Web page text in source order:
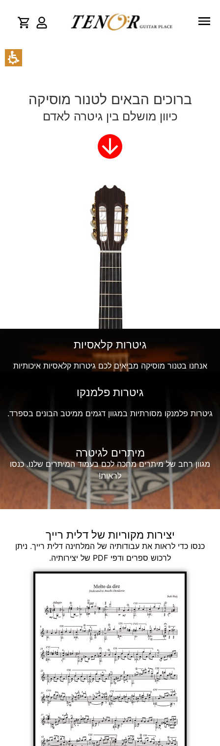
ברוכים הבאים לטנור מוסיקה
כיוון מושלם בין גיטרה לאדם
גיטרות קלאסיות
אנחנו בטנור מוסיקה מביאים לכם גיטרות קלאסיות איכותיות
גיטרות פלמנקו
גיטרות פלמנקו מסורתיות במגוון דגמים ממיטב הבונים בספרד.
מיתרים לגיטרה
מגוון רחב של מיתרים מחכה לכם בעמוד המיתרים שלנו. כנסו
לראות!
יצירות מקוריות של דלית רייך
כנסו כדי לראות את עבודותיה של המלחינה דלית רייך. ניתן
לרכוש ספרים ודפי PDF של יצירותיה.